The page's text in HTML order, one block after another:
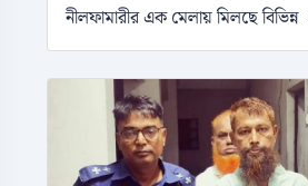
নীলফামারীর এক মেলায় মিলছে বিভিন্ন